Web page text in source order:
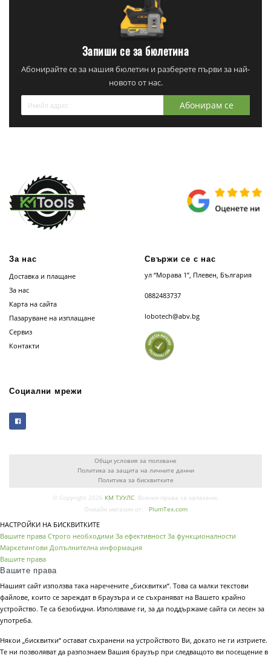
Запиши се за бюлетина
Абонирайте се за нашия бюлетин и разберете първи за най-
новото от нас.
Абонирам се
За нас
Доставка и плащане
За нас
Карта на сайта
Пазаруване на изплащане
Сервиз
Контакти
Свържи се с нас
ул “Морава 1”, Плевен, България
0882483737
lobotech@abv.bg
Социални мрежи
Общи условия за ползване
Политика за защита на личните данни
Политика за бисквитките
© Copyright 2026 КМ ТУУЛС. Всички права са запазени.
Онлайн магазин от:
PlumTex.com
НАСТРОЙКИ НА БИСКВИТКИТЕ
Вашите права Строго необходими За ефективност За функционалности
Маркетингови Допълнителна информация
Вашите права
Вашите права
Нашият сайт използва така наречените „бисквитки“. Това са малки текстови
файлове, които се зареждат в браузъра и се съхраняват на Вашето крайно
устройство. Те са безобидни. Използваме ги, за да поддържаме сайта си лесен за
употреба.
Някои „бисквитки“ остават съхранени на устройството Ви, докато не ги изтриете.
Те ни позволяват да разпознаем Вашия браузър при следващото ви посещение в